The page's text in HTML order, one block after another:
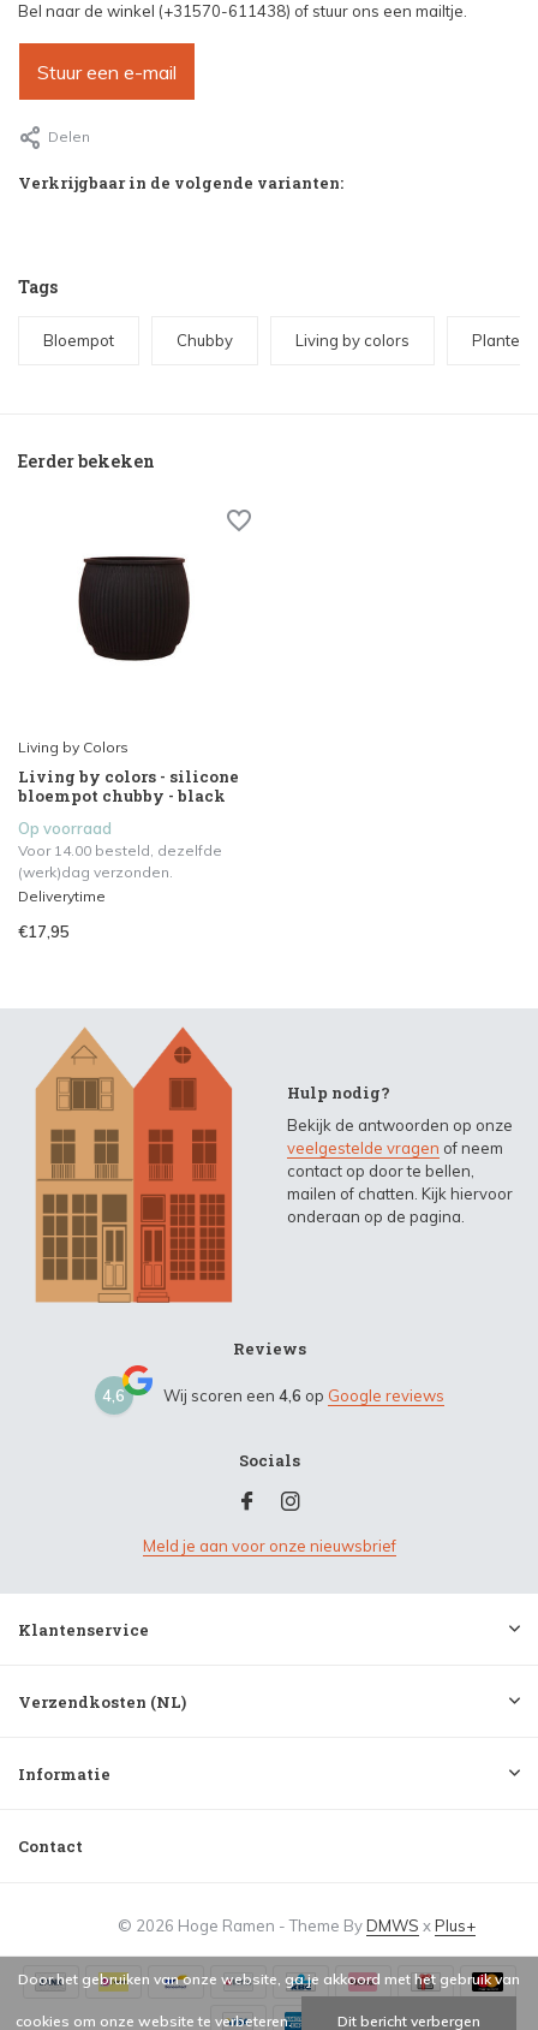
Bel naar de winkel (+31570-611438) of stuur ons een mailtje.
Stuur een e-mail
Delen
Verkrijgbaar in de volgende varianten:
Tags
Bloempot Chubby Living by colors
Eerder bekeken
Living by Colors
Living by colors - silicone
bloempot chubby - black
Op voorraad
Voor 14.00 besteld, dezelfde
(werk)dag verzonden.
Deliverytime
€17,95
Hulp nodig?
Bekijk de antwoorden op onze
veelgestelde vragen of neem
contact op door te bellen,
mailen of chatten. Kijk hiervoor
onderaan op de pagina.
Reviews
4,6 Wij scoren een 4,6 op Google reviews
Socials
Meld je aan voor onze nieuwsbrief
Klantenservice
Verzendkosten (NL)
Informatie
Contact
© 2026 Hoge Ramen - Theme ByDMWS xPlus+
Door het gebruiken van onze website, ga je akkoord met het gebruik van
cookies om onze website te verbeteren. Dit bericht verbergen